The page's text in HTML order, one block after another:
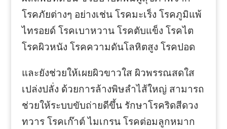
โรคภัยต่างๆ อย่างเช่น โรคมะเร็ง โรคภูมิแพ้
ไทรอยด์ โรคเบาหวาน โรคตับแข็ง โรคไต
โรคผิวหนัง โรคความดันโลหิตสูง โรคปอด
และยังช่วยให้เผยผิวขาวใส ผิวพรรณสดใส
เปล่งปลั่ง ด้วยการล้างพิษลำไส้ใหญ่ สามารถ
ช่วยให้ระบบขับถ่ายดีขึ้น รักษาโรคริดสีดวง
ทวาร โรคเก๊าต์ ไมเกรน โรคต่อมลูกหมาก